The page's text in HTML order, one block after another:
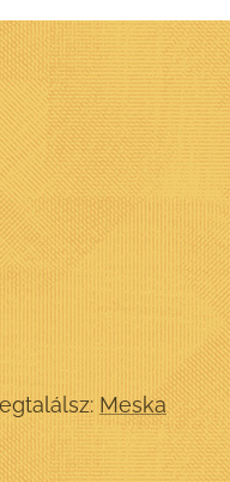
Meska